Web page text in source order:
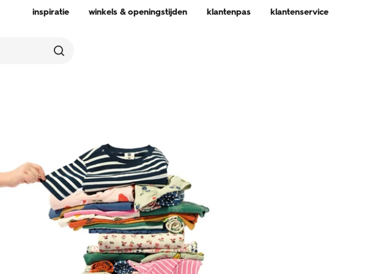
inspiratie winkels & openingstijden klantenpas klantenservice